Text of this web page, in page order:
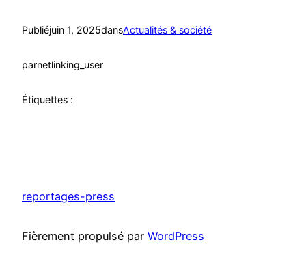
Publiéjuin 1, 2025dansActualités & société
parnetlinking_user
Étiquettes :
reportages-press
Fièrement propulsé par WordPress